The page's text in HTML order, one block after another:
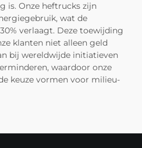
is. Onze heftrucks zijn
wat de
verlaagt. Deze toewijding
klanten niet alleen geld
bij wereldwijde initiatieven
waardoor onze
keuze vormen voor milieu-